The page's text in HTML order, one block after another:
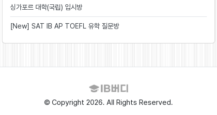
싱가포르 대학(국립) 입시방
[New] SAT IB AP TOEFL 유학 질문방
© Copyright 2026. All Rights Reserved.